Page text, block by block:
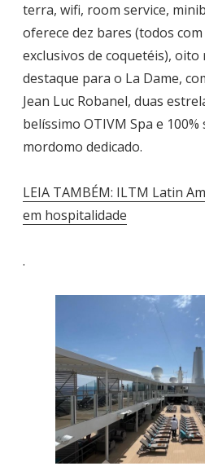
terra, wifi, room service,
oferece dez bares (todos
exclusivos de coquetéis),
destaque para o La Dame,
Jean Luc Robanel, duas
belíssimo OTIVM Spa e
mordomo dedicado.
LEIA TAMBÉM: ILTM Latin
em hospitalidade
.